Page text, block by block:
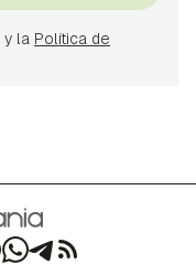
y la Política de